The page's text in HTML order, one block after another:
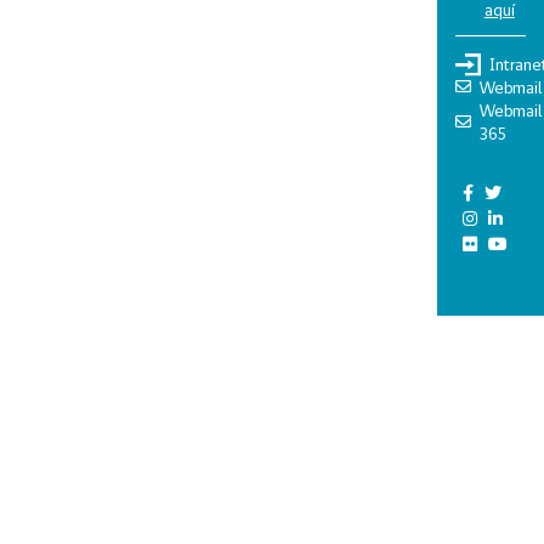
aquí
Webmail
Webmail
365